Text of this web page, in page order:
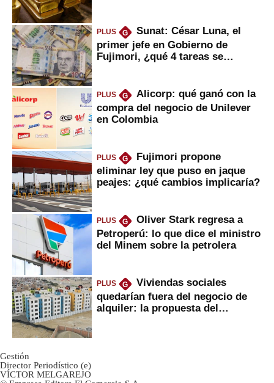
PLUS G
Sunat: César Luna, el
primer jefe en Gobierno de
Fujimori, ¿qué 4 tareas se
PLUS G
Alicorp: qué ganó con la
compra del negocio de Unilever
en Colombia
PLUS G
Fujimori propone
eliminar ley que puso en jaque
peajes: ¿qué cambios implicaría?
PLUS G
Oliver Stark regresa a
Petroperú: lo que dice el ministro
del Minem sobre la petrolera
PLUS G
Viviendas sociales
quedarían fuera del negocio de
alquiler: la propuesta del
Gestión
Director Periodístico (e)
VÍCTOR MELGAREJO